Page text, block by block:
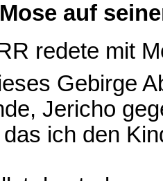
auf
redete mit
Gebirge
Jericho
ich den